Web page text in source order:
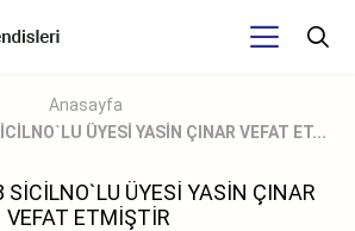
Anasayfa
ÜYESİ YASİN ÇINAR VEFAT ET...
ÜYESİ YASİN ÇINAR
VEFAT ETMİŞTİR